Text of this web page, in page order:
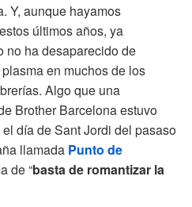
Y, aunque hayamos
últimos años, ya
no ha desaparecido de
en muchos de los
Algo que una
Brother Barcelona estuvo
día de Sant Jordi del pasaso
llamada Punto de
de “basta de romantizar la